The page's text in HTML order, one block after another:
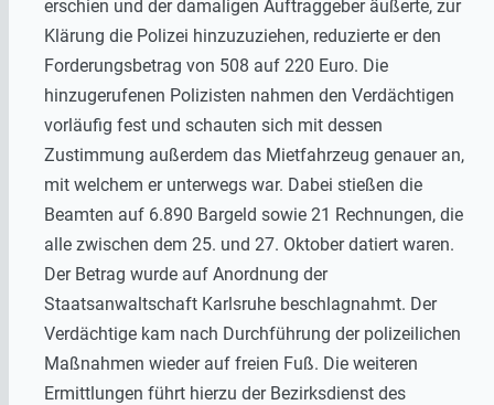
erschien und der damaligen Auftraggeber äußerte, zur
Klärung die Polizei hinzuzuziehen, reduzierte er den
Forderungsbetrag von 508 auf 220 Euro. Die
hinzugerufenen Polizisten nahmen den Verdächtigen
vorläufig fest und schauten sich mit dessen
Zustimmung außerdem das Mietfahrzeug genauer an,
mit welchem er unterwegs war. Dabei stießen die
Beamten auf 6.890 Bargeld sowie 21 Rechnungen, die
alle zwischen dem 25. und 27. Oktober datiert waren.
Der Betrag wurde auf Anordnung der
Staatsanwaltschaft Karlsruhe beschlagnahmt. Der
Verdächtige kam nach Durchführung der polizeilichen
Maßnahmen wieder auf freien Fuß. Die weiteren
Ermittlungen führt hierzu der Bezirksdienst des